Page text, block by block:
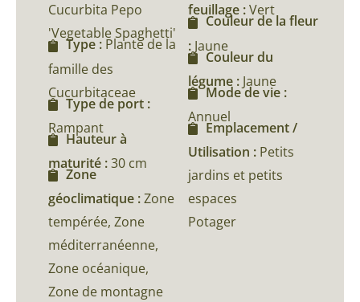
Cucurbita Pepo
'Vegetable Spaghetti'
Type : Plante de la
famille des
Cucurbitaceae
Type de port :
Rampant
Hauteur à
maturité :30 cm
Zone
géoclimatique :Zone
tempérée, Zone
méditerranéenne,
Zone océanique,
Zone de montagne
feuillage :Vert
Couleur de la fleur
: Jaune
Couleur du
légume : Jaune
Mode de vie :
Annuel
Emplacement /
Utilisation : Petits
jardins et petits
espaces
Potager